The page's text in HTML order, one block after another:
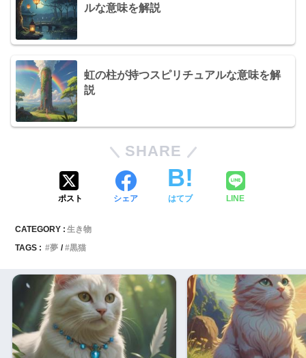
ルな意味を解説
虹の柱が持つスピリチュアルな意味を解
説
SHARE
ポスト シェア はてブ LINE
CATEGORY : 生き物
TAGS :
夢 黒猫